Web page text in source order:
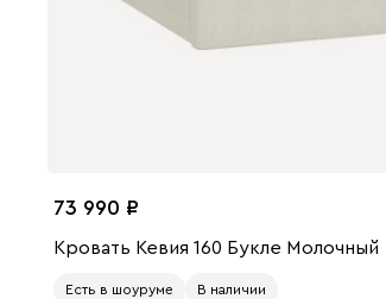
73 990
Кровать Кевия 160 Букле Молочный
Есть в шоуруме В наличии